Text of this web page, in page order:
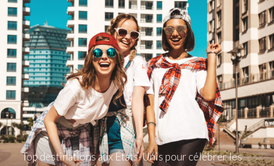
Top destinations aux États-Unis pour célébrer les